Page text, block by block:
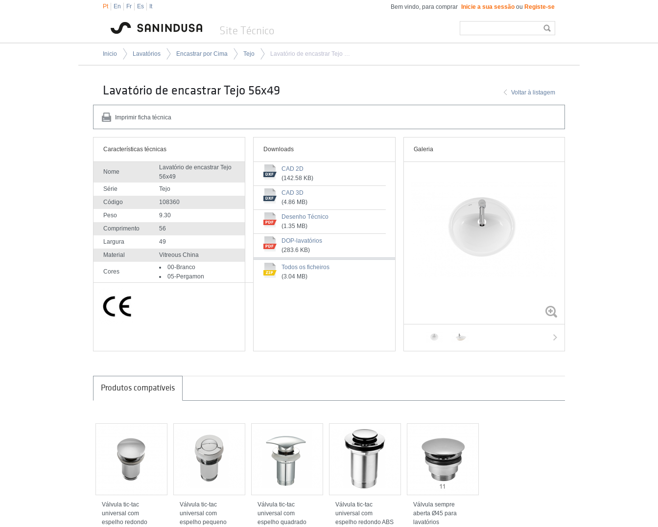
Pt En Fr Es It Bem vindo, para comprar Inicie a sua sessão ou Registe-se
Site Técnico
Inicio Lavatórios Encastrar por Cima Tejo Lavatório de encastrar Tejo 56x49
Lavatório de encastrar Tejo 56x49 Voltar à listagem
Imprimir ficha técnica
Características técnicas
Nome
Lavatório de encastrar Tejo
56x49
Série
Tejo
Código
108360
Peso
9.30
Comprimento
56
Largura
49
Material
Vitreous China
Cores
00-Branco
05-Pergamon
Downloads
CAD 2D
(142.58 KB)
CAD 3D
(4.86 MB)
Desenho Técnico
(1.35 MB)
DOP-lavatórios
(283.6 KB)
Todos os ficheiros
(3.04 MB)
Galeria
Produtos compatíveis
Válvula tic-tac
universal com
espelho redondo
Válvula tic-tac
universal com
espelho pequeno
Válvula tic-tac
universal com
espelho quadrado
Válvula tic-tac
universal com
espelho redondo ABS
Válvula sempre
aberta Ø45 para
lavatórios